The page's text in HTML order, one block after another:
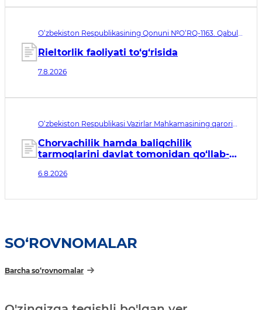
O‘zbekiston Respublikasining Qonuni №O‘RQ-1163. Qabul
Rieltorlik faoliyati to‘g‘risida
7.8.2026
O‘zbekiston Respublikasi Vazirlar Mahkamasining qarori
sanasi 07.08.2026
Chorvachilik hamda baliqchilik
tarmoqlarini davlat tomonidan qo‘llab-
tadbirlari to‘g‘risida
6.8.2026
SO‘ROVNOMALAR
Barcha so‘rovnomalar